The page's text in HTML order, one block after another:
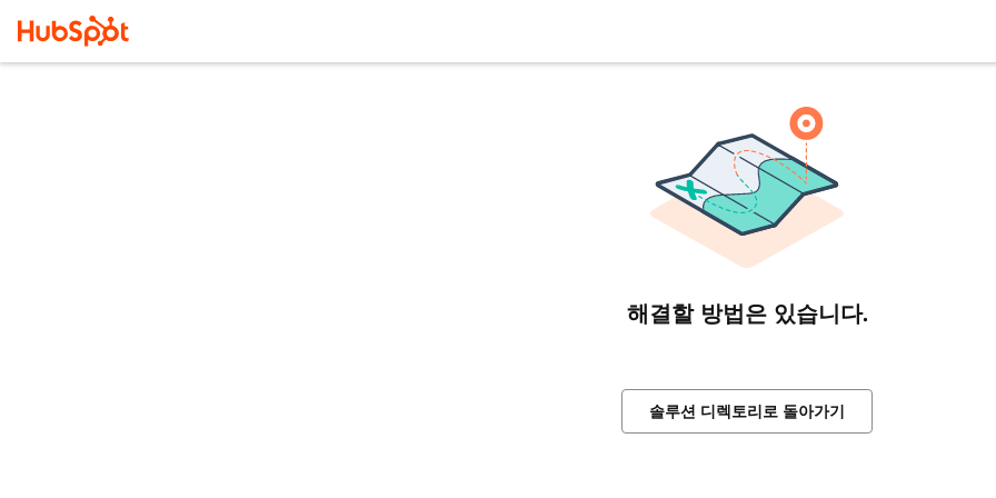
해결할 방법은 있습니다.
솔루션 디렉토리로 돌아가기